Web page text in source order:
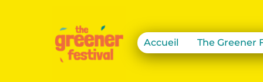
Accueil The Greener